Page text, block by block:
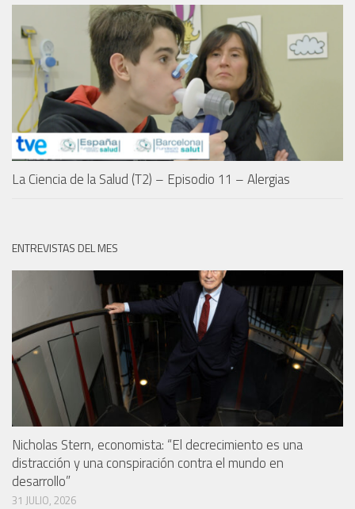
La Ciencia de la Salud (T2) – Episodio 11 – Alergias
ENTREVISTAS DEL MES
Nicholas Stern, economista: “El decrecimiento es una
distracción y una conspiración contra el mundo en
desarrollo”
31 JULIO, 2026